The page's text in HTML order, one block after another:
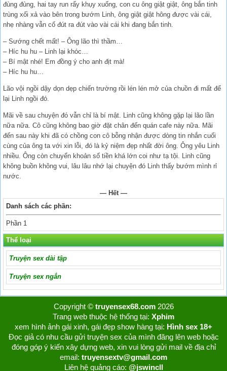
đùng đùng, hai tay run rẩy khụy xuống, con cu ông giật giật, ông bắn tinh
trùng xối xả vào bên trong bướm Linh, ông giật giật hông được vài cái,
nhẹ nhàng vẫn cố đút ra đút vào vài cái khi đang bắn tinh.
– Sướng chết mất! – Ông lão thì thầm…
– Híc hu hu – Linh lại khóc…
– Bí mật nhé! Em đồng ý cho anh địt mà!
– Híc hu hu…
Lão vội ngồi dậy dọn dẹp chiến trường rồi lén lén mở của chuồn đi mất để
lại Linh ngồi đó.
Mãi về sau chuyện đó vẫn chỉ là bí mật. Linh cũng không gặp lại lão lần
nữa nữa. Cô cũng không bao giờ đặt chân đến quán cafe này nữa. Mãi
đến sau này khi đã có chồng con cô bỗng nhận được dòng tin nhắn cuối
cùng của ông ta với xin lỗi, đó là kỷ niệm đẹp nhất đời ông. Ông yêu Linh
nhiều. Ông còn chuyển khoản số tiền khá lớn coi như tạ tội. Linh cũng
không buồn không vui, lâu lâu nhớ lại chuyện đó Linh thấy bướm mình rỉ
nước.
— Hết —
Danh sách các phần:
Phần 1
Thể loại
Truyện sex dài tập
Truyện sex ngắn
Copyright © truyensex68.com2026
Trang web thuộc hệ thống tại: Xphim
xem hình ảnh gái xinh, gái đẹp show hàng tại: Hình sex 18+
Đọc giả có nhu cầu gửi truyện sex của mình đăng lên web hoặc
đóng góp ý kiến xây dựng web, xin vui lòng gửi mail về địa chỉ
email: truyensextv@gmail.com
Liên hệ quảng cáo: @jswincll